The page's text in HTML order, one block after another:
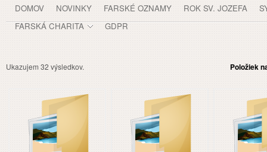
DOMOV NOVINKY FARSKÉ OZNAMY ROK SV. JOZEFA
FARSKÁ CHARITA
GDPR
panely, lišty
Ukazujem 32 výsledkov. Položiek